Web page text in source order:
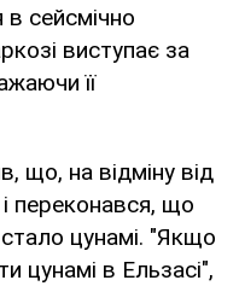
сейсмічно
виступає за
її
що, на відміну від
переконався, що
стало цунамі. "Якщо
цунамі в Ельзасі",